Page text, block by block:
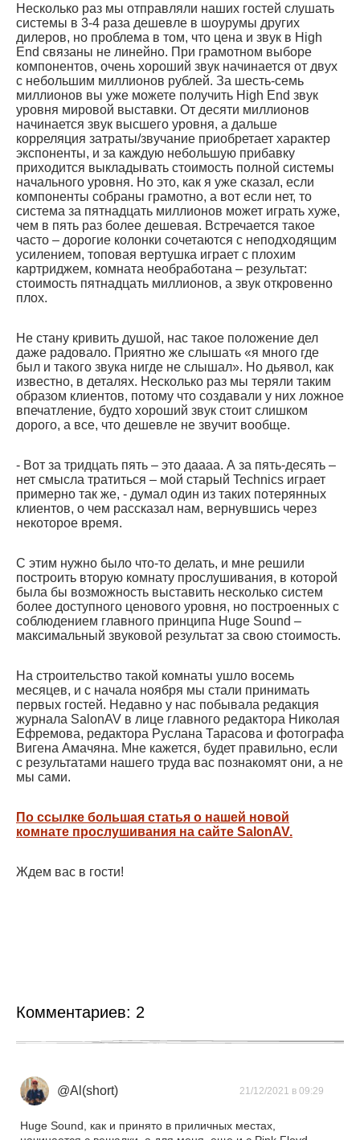
Несколько раз мы отправляли наших гостей слушать
системы в 3-4 раза дешевле в шоурумы других
дилеров, но проблема в том, что цена и звук в High
End связаны не линейно. При грамотном выборе
компонентов, очень хороший звук начинается от двух
с небольшим миллионов рублей. За шесть-семь
миллионов вы уже можете получить High End звук
уровня мировой выставки. От десяти миллионов
начинается звук высшего уровня, а дальше
корреляция затраты/звучание приобретает характер
экспоненты, и за каждую небольшую прибавку
приходится выкладывать стоимость полной системы
начального уровня. Но это, как я уже сказал, если
компоненты собраны грамотно, а вот если нет, то
система за пятнадцать миллионов может играть хуже,
чем в пять раз более дешевая. Встречается такое
часто – дорогие колонки сочетаются с неподходящим
усилением, топовая вертушка играет с плохим
картриджем, комната необработана – результат:
стоимость пятнадцать миллионов, а звук откровенно
плох.
Не стану кривить душой, нас такое положение дел
даже радовало. Приятно же слышать «я много где
был и такого звука нигде не слышал». Но дьявол, как
известно, в деталях. Несколько раз мы теряли таким
образом клиентов, потому что создавали у них ложное
впечатление, будто хороший звук стоит слишком
дорого, а все, что дешевле не звучит вообще.
- Вот за тридцать пять – это даааа. А за пять-десять –
нет смысла тратиться – мой старый Technics играет
примерно так же, - думал один из таких потерянных
клиентов, о чем рассказал нам, вернувшись через
некоторое время.
С этим нужно было что-то делать, и мне решили
построить вторую комнату прослушивания, в которой
была бы возможность выставить несколько систем
более доступного ценового уровня, но построенных с
соблюдением главного принципа Huge Sound –
максимальный звуковой результат за свою стоимость.
На строительство такой комнаты ушло восемь
месяцев, и с начала ноября мы стали принимать
первых гостей. Недавно у нас побывала редакция
журнала SalonAV в лице главного редактора Николая
Ефремова, редактора Руслана Тарасова и фотографа
Вигена Амачяна. Мне кажется, будет правильно, если
с результатами нашего труда вас познакомят они, а не
мы сами.
По ссылке большая статья о нашей новой
комнате прослушивания на сайте SalonAV.
Ждем вас в гости!
Комментариев: 2
@Al(short) 21/12/2021 в 09:29
Huge Sound, как и принято в приличных местах,